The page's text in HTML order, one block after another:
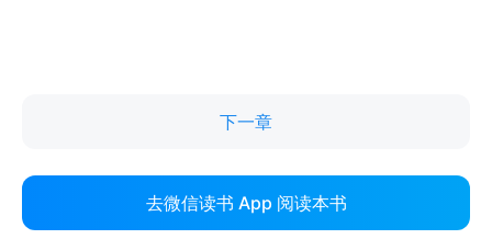
下一章
去微信读书 App 阅读本书